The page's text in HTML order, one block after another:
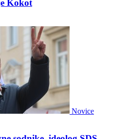
Kokot
Novice